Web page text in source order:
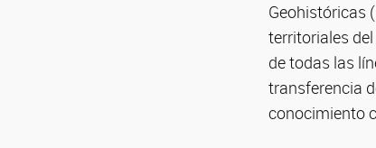
Geohistóricas
territoriales
de todas las
transferencia
conocimiento